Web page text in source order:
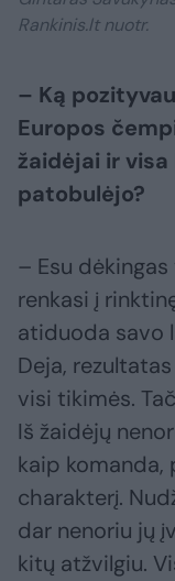
Rankinis.lt nuotr.
– Ką
Europos
žaidėjai ir
patobulėjo?
– Esu
renkasi į
atiduoda savo
Deja,
visi tikimės.
Iš žaidėjų
kaip
charakterį.
dar nenoriu jų
kitų atžvilgiu.